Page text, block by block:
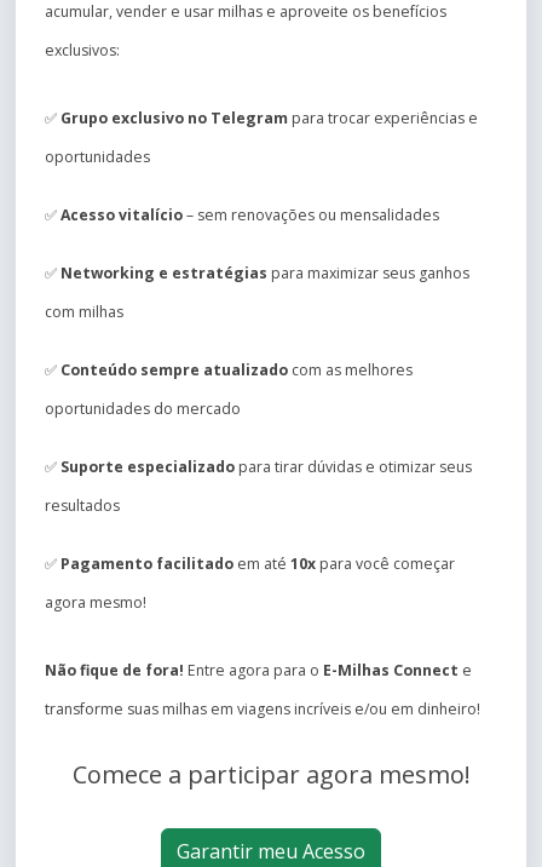
acumular, vender e usar milhas e aproveite os benefícios
exclusivos:
✅ Grupo exclusivo no Telegram para trocar experiências e
oportunidades
✅Acesso vitalício– sem renovações ou mensalidades
✅ Networking e estratégias para maximizar seus ganhos
com milhas
✅ Conteúdo sempre atualizado com as melhores
oportunidades do mercado
✅ Suporte especializado para tirar dúvidas e otimizar seus
resultados
✅ Pagamento facilitado em até 10x para você começar
agora mesmo!
Não fique de fora! Entre agora para o E-Milhas Connect e
transforme suas milhas em viagens incríveis e/ou em dinheiro!
Comece a participar agora mesmo!
Garantir meu Acesso